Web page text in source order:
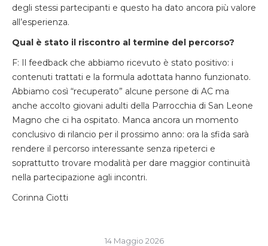
degli stessi partecipanti e questo ha dato ancora più valore
all’esperienza.
Qual è stato il riscontro al termine del percorso?
F: Il feedback che abbiamo ricevuto è stato positivo: i
contenuti trattati e la formula adottata hanno funzionato.
Abbiamo così “recuperato” alcune persone di AC ma
anche accolto giovani adulti della Parrocchia di San Leone
Magno che ci ha ospitato. Manca ancora un momento
conclusivo di rilancio per il prossimo anno: ora la sfida sarà
rendere il percorso interessante senza ripeterci e
soprattutto trovare modalità per dare maggior continuità
nella partecipazione agli incontri.
Corinna Ciotti
14 Maggio 2026